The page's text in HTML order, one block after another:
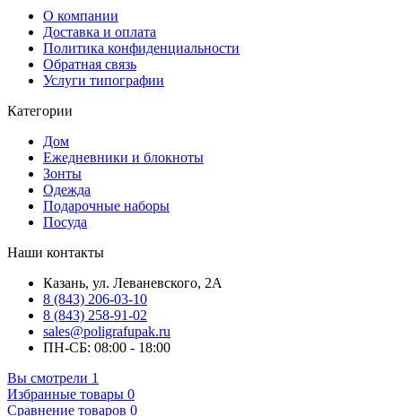
О компании
Доставка и оплата
Политика конфиденциальности
Обратная связь
Услуги типографии
Категории
Дом
Ежедневники и блокноты
Зонты
Одежда
Подарочные наборы
Посуда
Наши контакты
Казань, ул. Леваневского, 2А
8 (843) 206-03-10
8 (843) 258-91-02
sales@poligrafupak.ru
ПН-СБ: 08:00 - 18:00
Вы смотрели 1
Избранные товары 0
Сравнение товаров 0